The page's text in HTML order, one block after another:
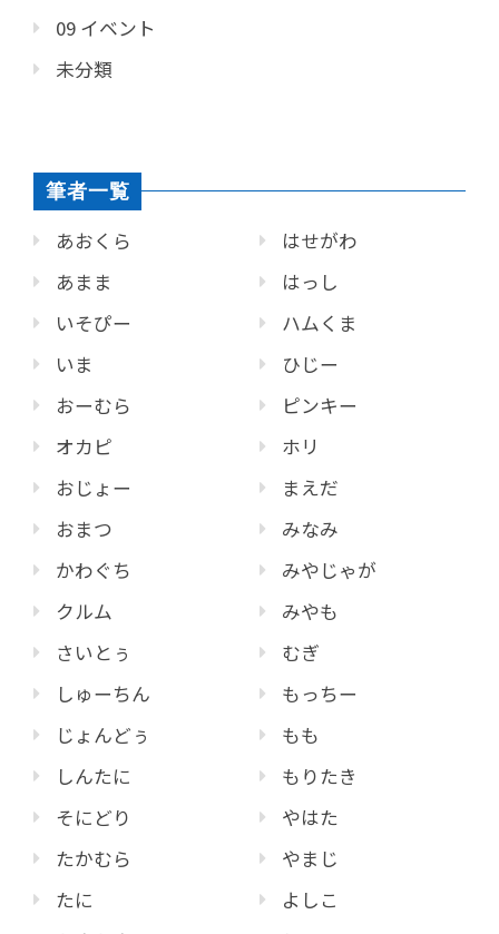
09 イベント
未分類
筆者一覧
あおくら
あまま
いそぴー
いま
おーむら
オカピ
おじょー
おまつ
かわぐち
クルム
さいとぅ
しゅーちん
じょんどぅ
しんたに
そにどり
たかむら
たに
はせがわ
はっし
ハムくま
ひじー
ピンキー
ホリ
まえだ
みなみ
みやじゃが
みやも
むぎ
もっちー
もも
もりたき
やはた
やまじ
よしこ